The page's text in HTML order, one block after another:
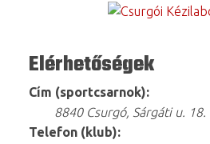
Elérhetőségek
Cím (sportcsarnok):
8840 Csurgó, Sárgáti u. 18.
Telefon (klub):